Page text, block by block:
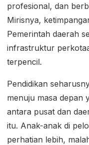
profesional, dan
Mirisnya,
Pemerintah daerah
infrastruktur
terpencil.
Pendidikan
menuju masa depan
antara pusat dan
itu. Anak-anak di
perhatian lebih,